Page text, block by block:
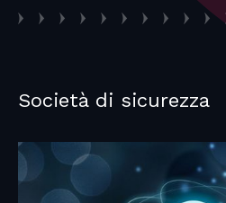
Società di sicurezza